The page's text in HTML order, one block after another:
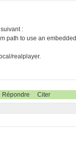
:
path to use an
realplayer.
Répondre Citer